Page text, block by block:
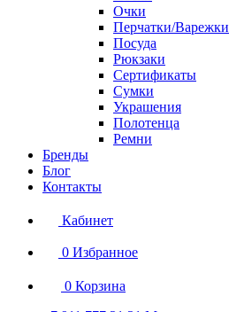
Очки
Перчатки/Варежки
Посуда
Рюкзаки
Сертификаты
Сумки
Украшения
Полотенца
Ремни
Бренды
Блог
Контакты
Кабинет
0 Избранное
0 Корзина